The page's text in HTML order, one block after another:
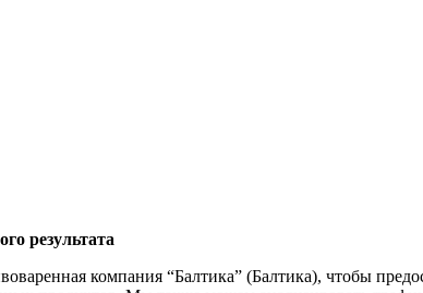
результата
компания “Балтика” (Балтика), чтобы